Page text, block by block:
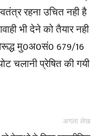
रहना उचित नही है
भी देने को तैयार नही
मु0अ0सं0 679/16
चलानी प्रेषित की गयी
अगला लेख